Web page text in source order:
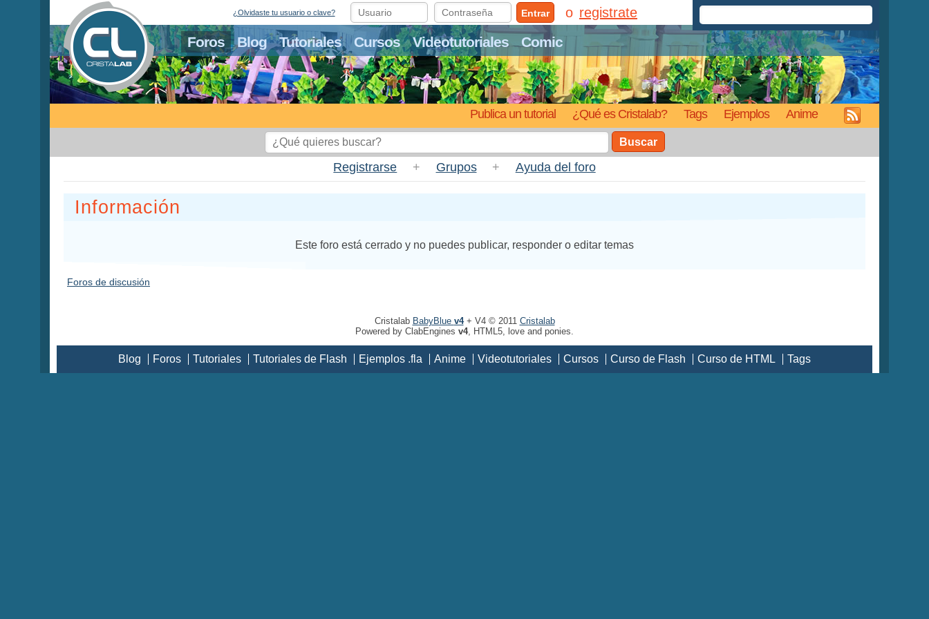
Foros Blog Tutoriales Cursos Videotutoriales Comic
Publica un tutorial ¿Qué es Cristalab? Tags Ejemplos Anime
¿Olvidaste tu usuario o clave? Entrar registrate
Buscar
Registrarse + Grupos + Ayuda del foro
Información
Este foro está cerrado y no puedes publicar, responder o editar temas
Foros de discusión
Cristalab BabyBlue v4+ V4 © 2011 Cristalab
Powered by ClabEngines v4, HTML5, love and ponies.
Blog Foros Tutoriales Tutoriales de Flash Ejemplos .fla Anime Videotutoriales Cursos Curso de Flash Curso de HTML Tags